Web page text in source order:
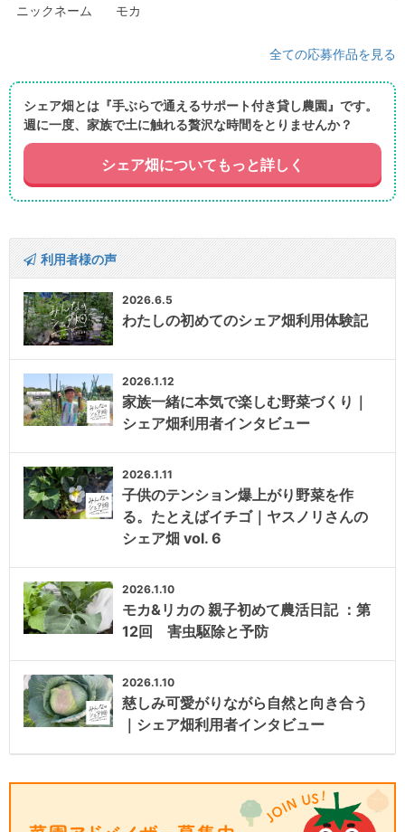
ニックネーム モカ
全ての応募作品を見る
シェア畑とは『手ぶらで通えるサポート付き貸し農園』です。
週に一度、家族で土に触れる贅沢な時間をとりませんか？
シェア畑についてもっと詳しく
利用者様の声
2026.6.5
わたしの初めてのシェア畑利用体験記
2026.1.12
家族一緒に本気で楽しむ野菜づくり｜
シェア畑利用者インタビュー
2026.1.11
子供のテンション爆上がり野菜を作
る。たとえばイチゴ｜ヤスノリさんの
シェア畑 vol. 6
2026.1.10
モカ&リカの 親子初めて農活日記 ：第
12回 害虫駆除と予防
2026.1.10
慈しみ可愛がりながら自然と向き合う
｜シェア畑利用者インタビュー